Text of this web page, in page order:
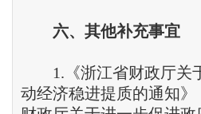
六、其他补充事宜
1.《浙江省财政厅关
动经济稳进提质的通知